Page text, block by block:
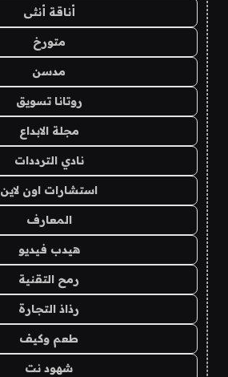
أناقة أنثى
متورخ
مدسن
روتانا تسويق
مجلة الابداع
نادي الترددات
استشارات اون لاين
المعارف
هيدب فيديو
رمح التقنية
رذاذ التجارة
طعم وكيف
شهود نت